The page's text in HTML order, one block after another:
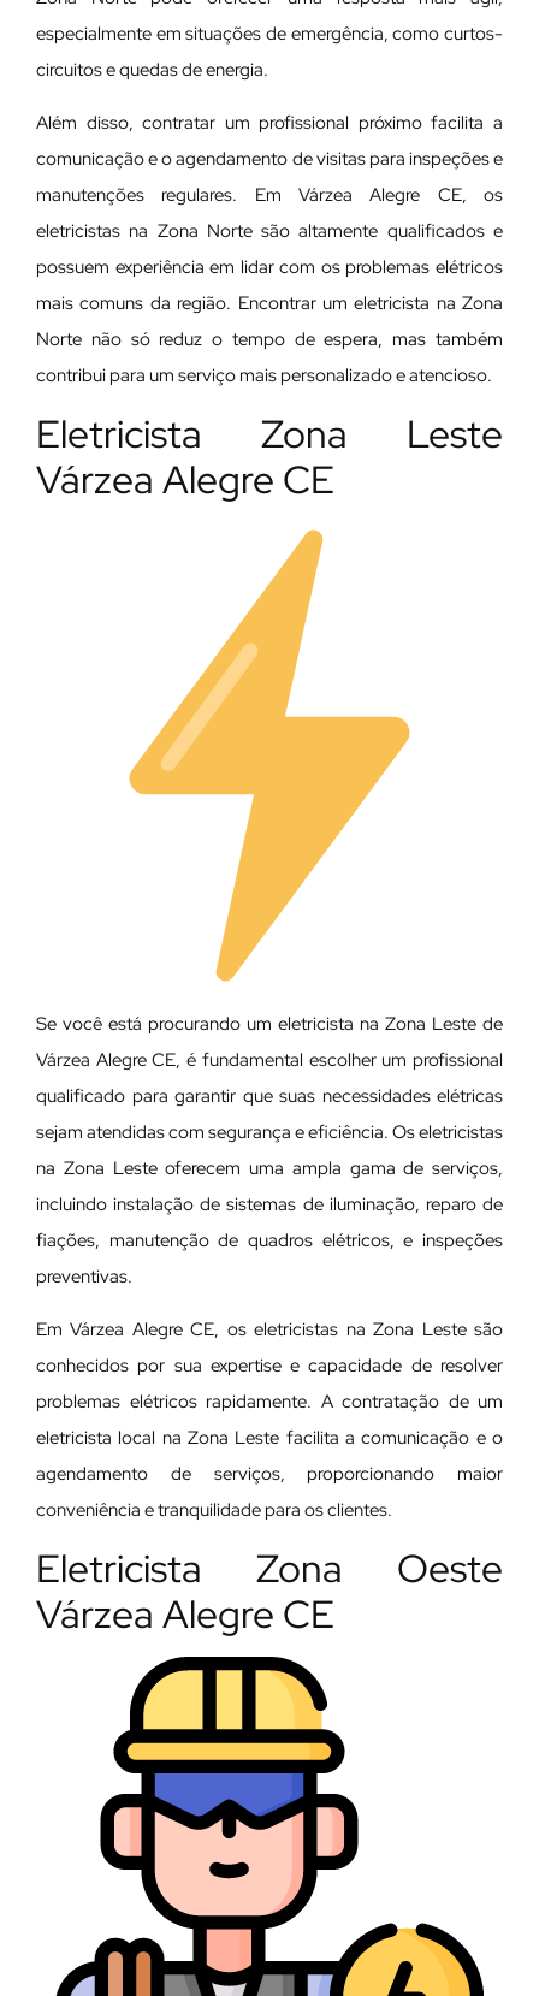
especialmente em situações de emergência, como curtos-
circuitos e quedas de energia.
Além disso, contratar um profissional próximo facilita a
comunicação e o agendamento de visitas para inspeções e
manutenções regulares. Em Várzea Alegre CE, os
eletricistas na Zona Norte são altamente qualificados e
possuem experiência em lidar com os problemas elétricos
mais comuns da região. Encontrar um eletricista na Zona
Norte não só reduz o tempo de espera, mas também
contribui para um serviço mais personalizado e atencioso.
Eletricista Zona Leste
Várzea Alegre CE
Se você está procurando um eletricista na Zona Leste de
Várzea Alegre CE, é fundamental escolher um profissional
qualificado para garantir que suas necessidades elétricas
sejam atendidas com segurança e eficiência. Os eletricistas
na Zona Leste oferecem uma ampla gama de serviços,
incluindo instalação de sistemas de iluminação, reparo de
fiações, manutenção de quadros elétricos, e inspeções
preventivas.
Em Várzea Alegre CE, os eletricistas na Zona Leste são
conhecidos por sua expertise e capacidade de resolver
problemas elétricos rapidamente. A contratação de um
eletricista local na Zona Leste facilita a comunicação e o
agendamento de serviços, proporcionando maior
conveniência e tranquilidade para os clientes.
Eletricista Zona Oeste
Várzea Alegre CE